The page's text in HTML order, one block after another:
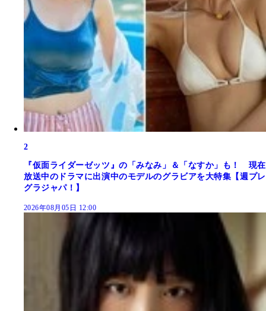
2
『仮面ライダーゼッツ』の「みなみ」＆「なすか」も！ 現在
放送中のドラマに出演中のモデルのグラビアを大特集【週プレ
グラジャパ！】
2026年08月05日 12:00